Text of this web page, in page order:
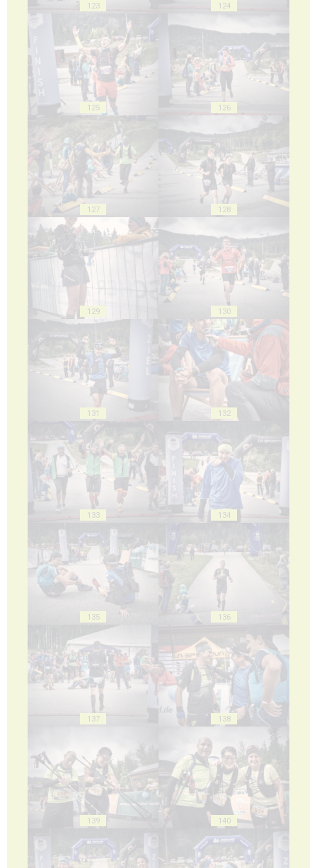
123 124
125 126
127 128
129 130
131 132
133 134
135 136
137 138
139 140